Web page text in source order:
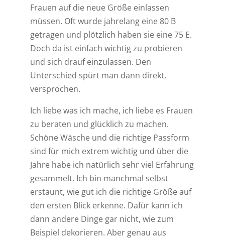
Frauen auf die neue Größe einlassen
müssen. Oft wurde jahrelang eine 80 B
getragen und plötzlich haben sie eine 75 E.
Doch da ist einfach wichtig zu probieren
und sich drauf einzulassen. Den
Unterschied spürt man dann direkt,
versprochen.
Ich liebe was ich mache, ich liebe es Frauen
zu beraten und glücklich zu machen.
Schöne Wäsche und die richtige Passform
sind für mich extrem wichtig und über die
Jahre habe ich natürlich sehr viel Erfahrung
gesammelt. Ich bin manchmal selbst
erstaunt, wie gut ich die richtige Größe auf
den ersten Blick erkenne. Dafür kann ich
dann andere Dinge gar nicht, wie zum
Beispiel dekorieren. Aber genau aus